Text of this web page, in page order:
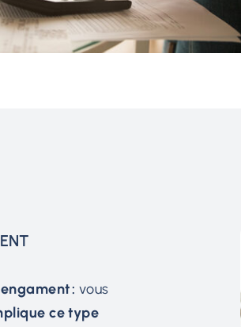
: vous
ce type